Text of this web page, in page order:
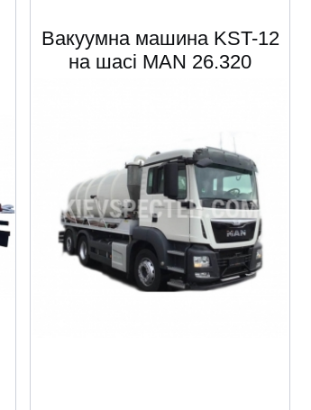
Вакуумна машина KST-12
на шасі MAN 26.320